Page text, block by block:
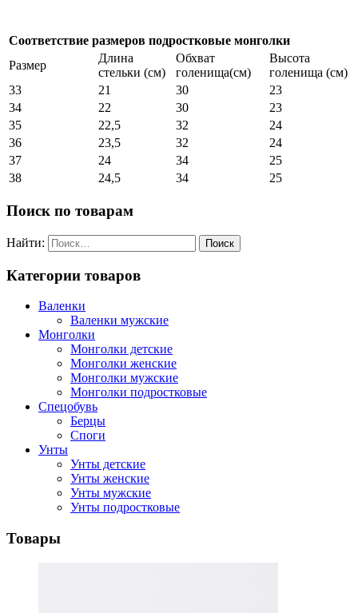
Соответствие размеров подростковые монголки
Размер
Длина
стельки (см)
Обхват
голенища(см)
Высота
голенища (см)
33
21 30
23
34
22 30
23
35
22,5 32
24
36
23,5 32
24
37
24 34
25
38
24,5 34 25
Поиск по товарам
Найти:
Категории товаров
Валенки
Валенки мужские
Монголки
Монголки детские
Монголки женские
Монголки мужские
Монголки подростковые
Спецобувь
Берцы
Споги
Унты
Унты детские
Унты женские
Унты мужские
Унты подростковые
Товары